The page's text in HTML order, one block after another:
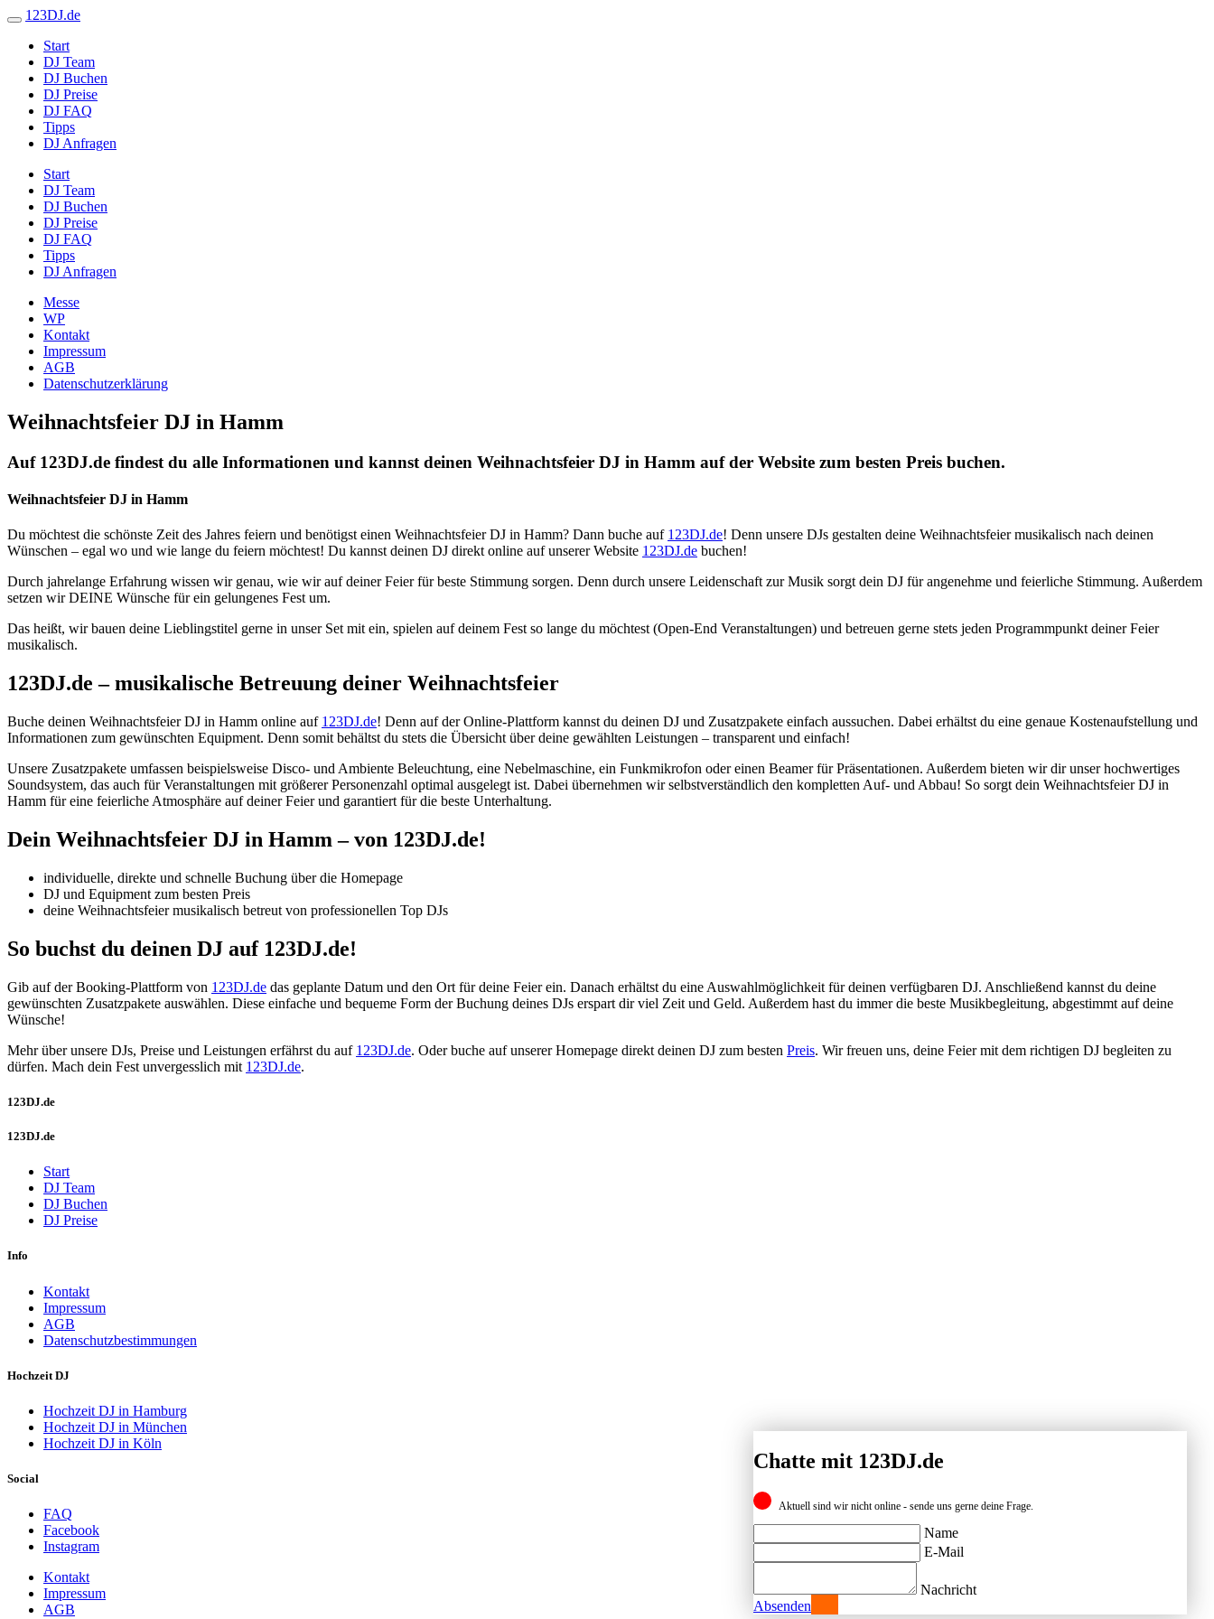
123DJ.de
Start
DJ Team
DJ Buchen
DJ Preise
DJ FAQ
Tipps
DJ Anfragen
Start
DJ Team
DJ Buchen
DJ Preise
DJ FAQ
Tipps
DJ Anfragen
Messe
WP
Kontakt
Impressum
AGB
Datenschutzerklärung
Weihnachtsfeier DJ in Hamm
Auf 123DJ.de findest du alle Informationen und kannst deinen Weihnachtsfeier DJ in Hamm auf der Website zum besten Preis buchen.
Weihnachtsfeier DJ in Hamm
Du möchtest die schönste Zeit des Jahres feiern und benötigst einen Weihnachtsfeier DJ in Hamm? Dann buche auf 123DJ.de! Denn unsere DJs gestalten deine Weihnachtsfeier musikalisch nach deinen
Wünschen – egal wo und wie lange du feiern möchtest! Du kannst deinen DJ direkt online auf unserer Website 123DJ.de buchen!
Durch jahrelange Erfahrung wissen wir genau, wie wir auf deiner Feier für beste Stimmung sorgen. Denn durch unsere Leidenschaft zur Musik sorgt dein DJ für angenehme und feierliche Stimmung. Außerdem
setzen wir DEINE Wünsche für ein gelungenes Fest um.
Das heißt, wir bauen deine Lieblingstitel gerne in unser Set mit ein, spielen auf deinem Fest so lange du möchtest (Open-End Veranstaltungen) und betreuen gerne stets jeden Programmpunkt deiner Feier
musikalisch.
123DJ.de – musikalische Betreuung deiner Weihnachtsfeier
Buche deinen Weihnachtsfeier DJ in Hamm online auf 123DJ.de! Denn auf der Online-Plattform kannst du deinen DJ und Zusatzpakete einfach aussuchen. Dabei erhältst du eine genaue Kostenaufstellung und
Informationen zum gewünschten Equipment. Denn somit behältst du stets die Übersicht über deine gewählten Leistungen – transparent und einfach!
Unsere Zusatzpakete umfassen beispielsweise Disco- und Ambiente Beleuchtung, eine Nebelmaschine, ein Funkmikrofon oder einen Beamer für Präsentationen. Außerdem bieten wir dir unser hochwertiges
Soundsystem, das auch für Veranstaltungen mit größerer Personenzahl optimal ausgelegt ist. Dabei übernehmen wir selbstverständlich den kompletten Auf- und Abbau! So sorgt dein Weihnachtsfeier DJ in
Hamm für eine feierliche Atmosphäre auf deiner Feier und garantiert für die beste Unterhaltung.
Dein Weihnachtsfeier DJ in Hamm – von 123DJ.de!
individuelle, direkte und schnelle Buchung über die Homepage
DJ und Equipment zum besten Preis
deine Weihnachtsfeier musikalisch betreut von professionellen Top DJs
So buchst du deinen DJ auf 123DJ.de!
Gib auf der Booking-Plattform von 123DJ.de das geplante Datum und den Ort für deine Feier ein. Danach erhältst du eine Auswahlmöglichkeit für deinen verfügbaren DJ. Anschließend kannst du deine
gewünschten Zusatzpakete auswählen. Diese einfache und bequeme Form der Buchung deines DJs erspart dir viel Zeit und Geld. Außerdem hast du immer die beste Musikbegleitung, abgestimmt auf deine
Wünsche!
Mehr über unsere DJs, Preise und Leistungen erfährst du auf 123DJ.de. Oder buche auf unserer Homepage direkt deinen DJ zum besten Preis. Wir freuen uns, deine Feier mit dem richtigen DJ begleiten zu
dürfen. Mach dein Fest unvergesslich mit 123DJ.de.
123DJ.de
123DJ.de
Start
DJ Team
DJ Buchen
DJ Preise
Info
Kontakt
Impressum
AGB
Datenschutzbestimmungen
Hochzeit DJ
Hochzeit DJ in Hamburg
Hochzeit DJ in München
Hochzeit DJ in Köln
Social
FAQ
Facebook
Instagram
Kontakt
Impressum
AGB
Chatte mit 123DJ.de
Aktuell sind wir nicht online - sende uns gerne deine Frage.
Name
E-Mail
Nachricht
Absenden